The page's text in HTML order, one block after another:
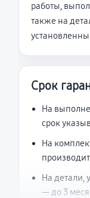
работы,
также на
Срок
На
срок
На
На детали,
— до 3